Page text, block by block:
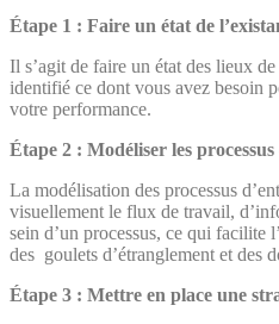
Étape 1 : Faire un état de
Il s’agit de faire un état des lieux
identifié ce dont vous avez besoin
votre performance.
Étape 2 : Modéliser les processus
La modélisation des processus
visuellement le flux de travail,
sein d’un processus, ce qui facilite
des goulets d’étranglement et des
Étape 3 : Mettre en place une